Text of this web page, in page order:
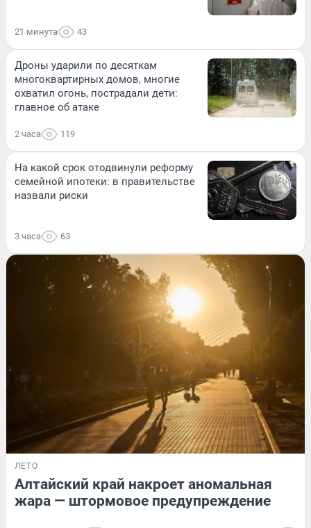
21 минута 43
Дроны ударили по десяткам
многоквартирных домов, многие
охватил огонь, пострадали дети:
главное об атаке
2 часа 119
На какой срок отодвинули реформу
семейной ипотеки: в правительстве
назвали риски
3 часа 63
ЛЕТО
Алтайский край накроет аномальная
жара — штормовое предупреждение